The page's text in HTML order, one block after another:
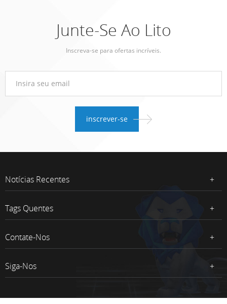
Junte-Se Ao Lito
Inscreva-se para ofertas incríveis.
Notícias Recentes
Tags Quentes
Contate-Nos
Siga-Nos